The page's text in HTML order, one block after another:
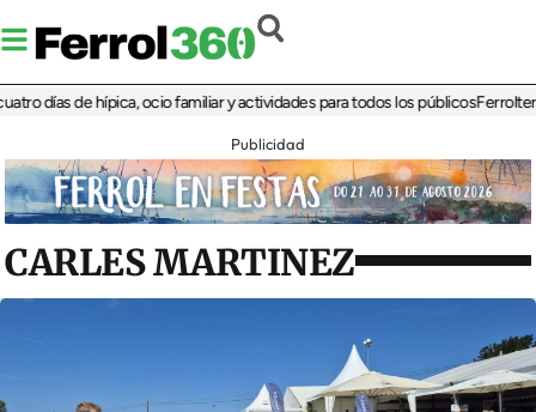
de hípica, ocio familiar y actividades para todos los públicosFerrolterra
Publicidad
CARLES MARTINEZ